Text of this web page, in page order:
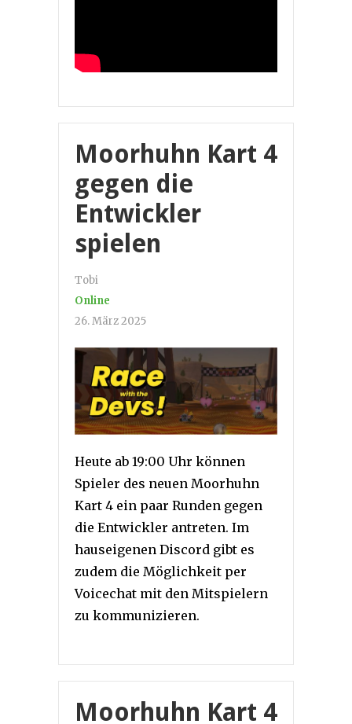
Moorhuhn Kart 4
gegen die
Entwickler
spielen
Tobi
Online
26. März 2025
Heute ab 19:00 Uhr können
Spieler des neuen Moorhuhn
Kart 4 ein paar Runden gegen
die Entwickler antreten. Im
hauseigenen Discord gibt es
zudem die Möglichkeit per
Voicechat mit den Mitspielern
zu kommunizieren.
Moorhuhn Kart 4